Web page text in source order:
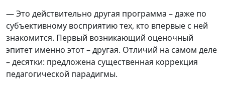
— Это действительно другая программа – даже по
субъективному восприятию тех, кто впервые с ней
знакомится. Первый возникающий оценочный
эпитет именно этот – другая. Отличий на самом деле
– десятки: предложена существенная коррекция
педагогической парадигмы.